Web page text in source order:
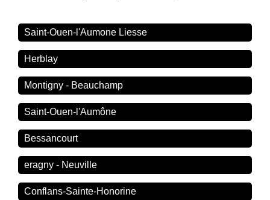
Saint-Ouen-l'Aumone Liesse
Herblay
Montigny - Beauchamp
Saint-Ouen-l'Aumône
Bessancourt
eragny - Neuville
Conflans-Sainte-Honorine